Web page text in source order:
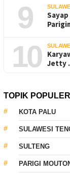
9
10
Jetty
TOPIK POPULER
KOTA PALU
SULAWESI
SULTENG
PARIGI